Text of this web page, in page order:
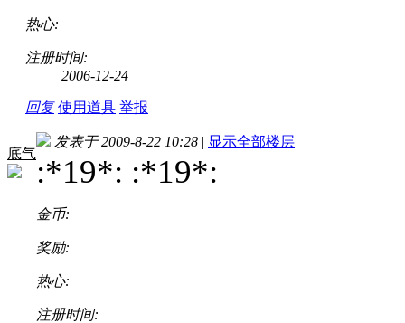
热心:
注册时间:
2006-12-24
回复 使用道具 举报
底气
发表于 2009-8-22 10:28 | 显示全部楼层
:*19*: :*19*:
金币:
奖励:
热心:
注册时间: